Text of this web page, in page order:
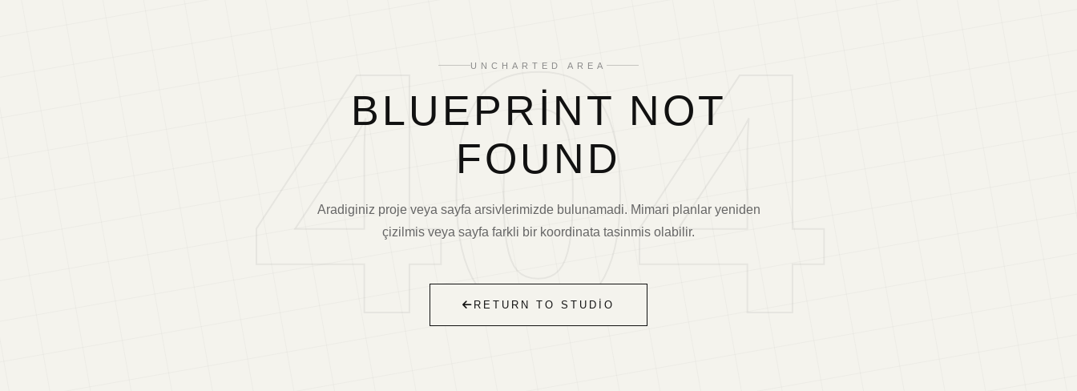
404
UNCHARTED AREA
BLUEPRINT NOT
FOUND
Aradiginiz proje veya sayfa arsivlerimizde bulunamadi. Mimari planlar yeniden
çizilmis veya sayfa farkli bir koordinata tasinmis olabilir.
RETURN TO STUDIO